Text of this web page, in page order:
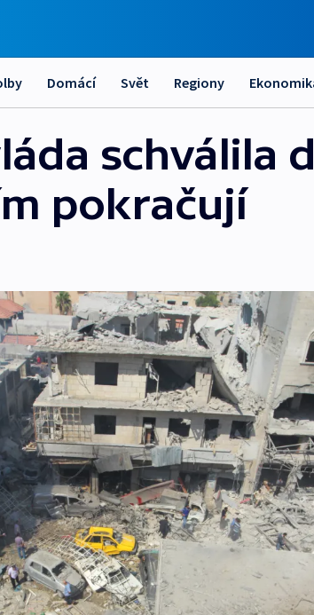
Domácí Svět Regiony
schválila
pokračují